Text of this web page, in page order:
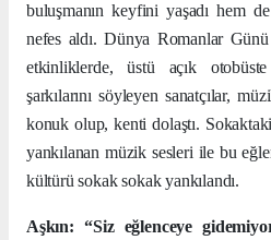
buluşmanın keyfini yaşadı hem
nefes aldı. Dünya Romanlar Günü
etkinliklerde, üstü açık
şarkılarını söyleyen sanatçılar,
konuk olup, kenti dolaştı.
yankılanan müzik sesleri ile bu
kültürü sokak sokak yankılandı.
Aşkın: “Siz eğlenceye